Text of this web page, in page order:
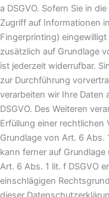
a DSGVO. Sofern Sie in
Zugriff auf Informationen
Fingerprinting)
zusätzlich auf Grundlage
ist jederzeit widerrufbar.
zur Durchführung
verarbeiten wir Ihre Daten
DSGVO. Des Weiteren
Erfüllung einer
Grundlage von Art. 6 Abs.
kann ferner auf
Art. 6 Abs. 1 lit. f DSGVO
einschlägigen